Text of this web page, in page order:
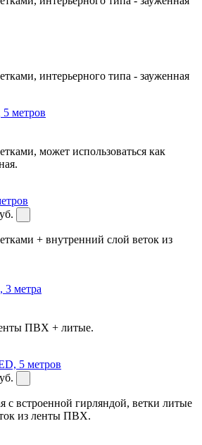
интерьерного типа - зауженная
метров
может использоваться как
+ внутренний слой веток из
3 метра
ПВХ + литые.
5 метров
с встроенной гирляндой, ветки литые
из ленты ПВХ.